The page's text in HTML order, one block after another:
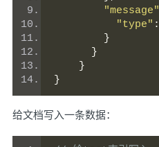
"message"
"type" :
}
}
}
}
给文档写入一条数据：